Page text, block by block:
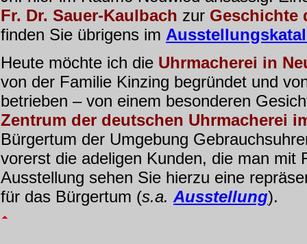
Fr. Dr. Sauer-Kaulbach zur Geschichte
finden Sie übrigens im
Heute möchte ich die Uhrmacherei in
von der Familie Kinzing begründet und
betrieben – von einem besonderen
Zentrum der deutschen Uhrmacherei
Bürgertum der Umgebung
vorerst die adeligen Kunden, die man mit
Ausstellung sehen Sie hierzu eine
für das Bürgertum (s.a. Ausstellung).